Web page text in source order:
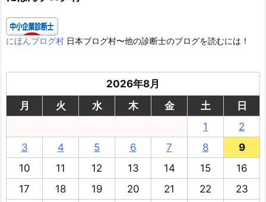
にほんブログ村 日本ブログ村〜他の診断士のブログを読むには！
2026年8月
月
火 水 木 金 土
日
1
2
3
4 5 6 7 8
9
10
11 12 13 14 15
16
17
18 19 20 21 22
23